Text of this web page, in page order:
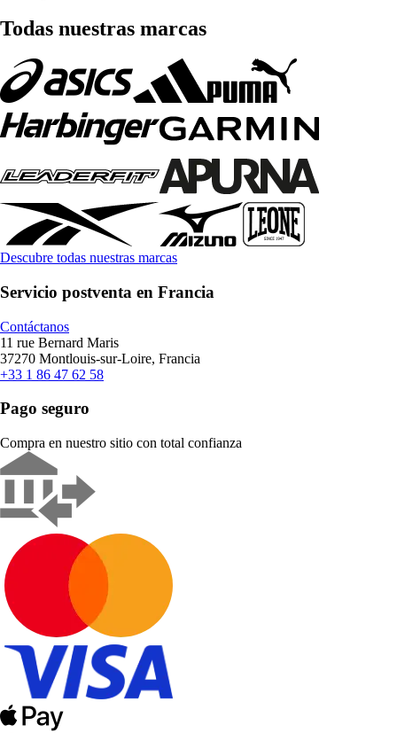
Todas nuestras marcas
Descubre todas nuestras marcas
Servicio postventa en Francia
Contáctanos
11 rue Bernard Maris
37270 Montlouis-sur-Loire, Francia
+33 1 86 47 62 58
Pago seguro
Compra en nuestro sitio con total confianza